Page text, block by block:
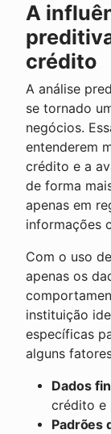
A
crédito
A análise
se tornado
negócios.
entenderem
crédito e a
de forma
apenas em
informações
Com o uso de
apenas os
instituição
específicas
alguns
Dados
crédito e
Padrões